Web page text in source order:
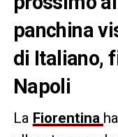
panchina
di Italiano,
Napoli
La Fiorentina